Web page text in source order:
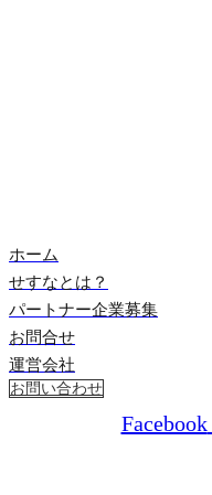
ホーム
せすなとは？
パートナー企業募集
お問合せ
運営会社
お問い合わせ
Facebook